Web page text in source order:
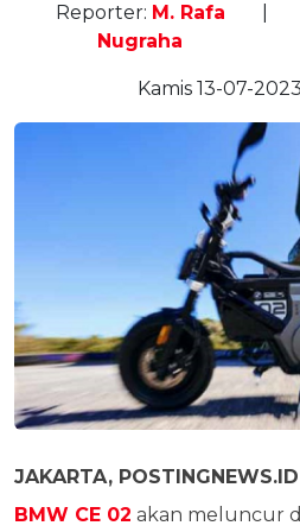
Reporter: M. Rafa
Nugraha
Kamis 13-07-
JAKARTA, POSTINGNEWS.ID
BMW CE 02 akan meluncur